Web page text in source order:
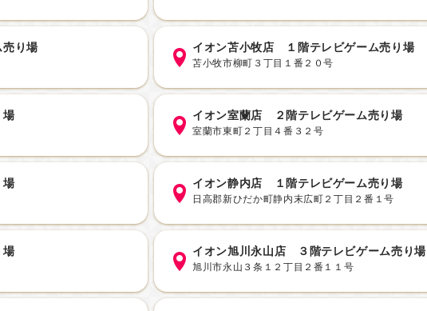
り場 イオン苫小牧店 １階テレビゲーム売り場
苫小牧市柳町３丁目１番２０号
場 イオン室蘭店 ２階テレビゲーム売り場
室蘭市東町２丁目４番３２号
場 イオン静内店 １階テレビゲーム売り場
日高郡新ひだか町静内末広町２丁目２番１号
場 イオン旭川永山店 ３階テレビゲーム売り場
旭川市永山３条１２丁目２番１１号